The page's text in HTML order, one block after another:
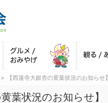
» 【西蓮寺大銀杏の黄葉状況のお知らせ】
葉状況のお知らせ】